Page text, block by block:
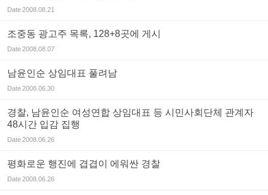
Date2008.08.21
조중동 광고주 목록, 128+8곳에 게시
Date2008.08.07
남윤인순 상임대표 풀려남
Date2008.06.30
경찰, 남윤인순 여성연합 상임대표 등 시민사회단체 관계자
48시간 입감 집행
Date2008.06.26
평화로운 행진에 겹겹이 에워싼 경찰
Date2008.06.26